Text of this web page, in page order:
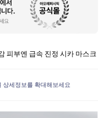
피부엔 급속 진정 시카 마스크
상세정보를 확대해보세요